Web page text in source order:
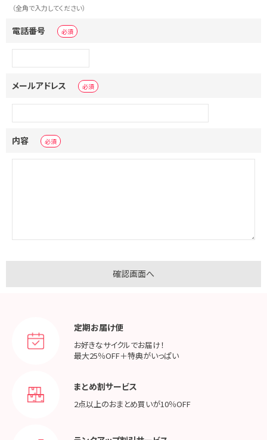
（全角で入力してください）
電話番号
メールアドレス
内容
定期お届け便
お好きなサイクルでお届け！
最大25％OFF＋特典がいっぱい
まとめ割サービス
2点以上のおまとめ買いが10％OFF